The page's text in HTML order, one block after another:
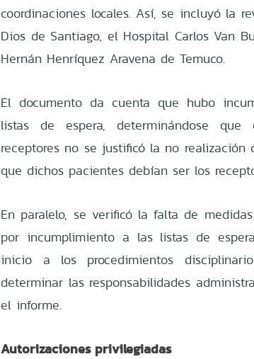
coordinaciones locales. Así, se incluyó la
Dios de Santiago, el Hospital Carlos Van
Hernán Henríquez Aravena de Temuco.
El documento da cuenta que hubo
listas de espera, determinándose
receptores no se justificó la no realización
que dichos pacientes debían ser los
En paralelo, se verificó la falta de
por incumplimiento a las listas de
inicio a los procedimientos
determinar las responsabilidades
el informe.
Autorizaciones privilegiadas